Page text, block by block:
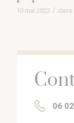
10 mai 2022 / dans
06